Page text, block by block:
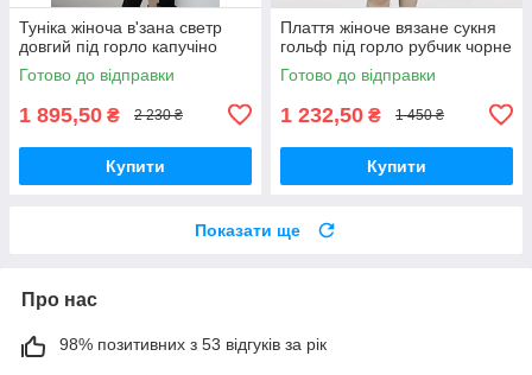
Туніка жіноча в'зана светр
довгий під горло капучіно
Готово до відправки
1 895,50 ₴ 2 230 ₴
Купити
Плаття жіноче вязане сукня
гольф під горло рубчик чорне
Готово до відправки
1 232,50 ₴ 1 450 ₴
Купити
Показати ще
Про нас
98% позитивних з 53 відгуків за рік